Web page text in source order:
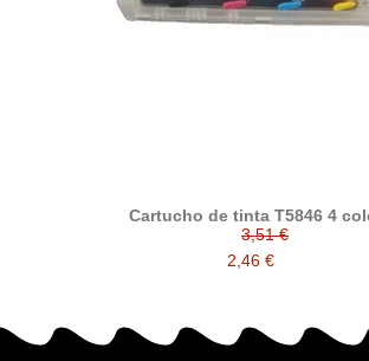
Cartucho de tinta T5846 4
3,51 €
2,46 €